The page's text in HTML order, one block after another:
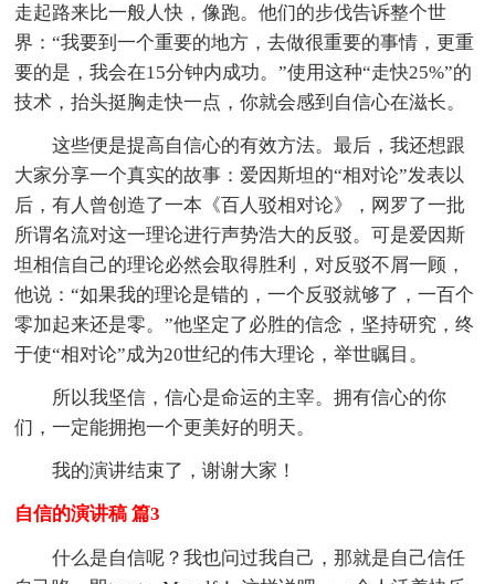
走起路来比一般人快，像跑。他们的步伐告诉整个世
界：“我要到一个重要的地方，去做很重要的事情，更重
要的是，我会在15分钟内成功。”使用这种“走快25%”的
技术，抬头挺胸走快一点，你就会感到自信心在滋长。
这些便是提高自信心的有效方法。最后，我还想跟
大家分享一个真实的故事：爱因斯坦的“相对论”发表以
后，有人曾创造了一本《百人驳相对论》，网罗了一批
所谓名流对这一理论进行声势浩大的反驳。可是爱因斯
坦相信自己的理论必然会取得胜利，对反驳不屑一顾，
他说：“如果我的理论是错的，一个反驳就够了，一百个
零加起来还是零。”他坚定了必胜的信念，坚持研究，终
于使“相对论”成为20世纪的伟大理论，举世瞩目。
所以我坚信，信心是命运的主宰。拥有信心的你
们，一定能拥抱一个更美好的明天。
我的演讲结束了，谢谢大家！
自信的演讲稿 篇3
什么是自信呢？我也问过我自己，那就是自己信任